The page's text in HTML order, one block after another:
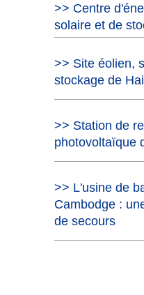
>> Centre
solaire et de
>> Site éolien,
stockage de
>> Station de
photovoltaïque
>> L'usine de
Cambodge :
de secours